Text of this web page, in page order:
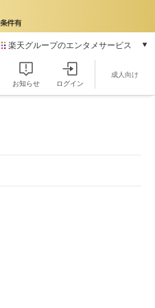
楽天グループのエンタメサービス
本/ゲーム/CD/DVD
動画配信
お知らせ ログイン
成人向け